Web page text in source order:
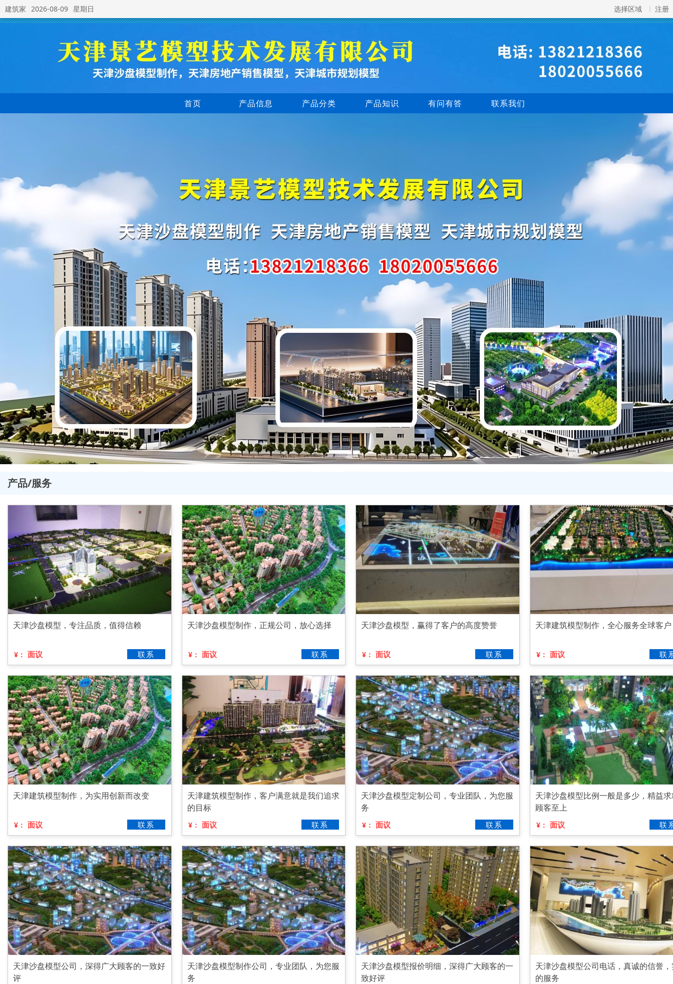
建筑家 2026-08-09 星期日 选择区域 注册
首页 产品信息 产品分类 产品知识 有问有答 联系我们
产品/服务
天津沙盘模型，专注品质，值得信赖
¥： 面议 联系
天津沙盘模型制作，正规公司，放心选择
¥： 面议 联系
天津沙盘模型，赢得了客户的高度赞誉
¥： 面议 联系
天津建筑模型制作，全心服务全球客户
¥： 面议 联
天津建筑模型制作，为实用创新而改变
¥： 面议 联系
天津建筑模型制作，客户满意就是我们追求
的目标
¥： 面议 联系
天津沙盘模型定制公司，专业团队，为您服
务
¥： 面议 联系
天津沙盘模型比例一般是多少，精益
顾客至上
¥： 面议 联
天津沙盘模型公司，深得广大顾客的一致好
评
天津沙盘模型制作公司，专业团队，为您服
务
天津沙盘模型报价明细，深得广大顾客的一
致好评
天津沙盘模型公司电话，真诚的信誉
的服务